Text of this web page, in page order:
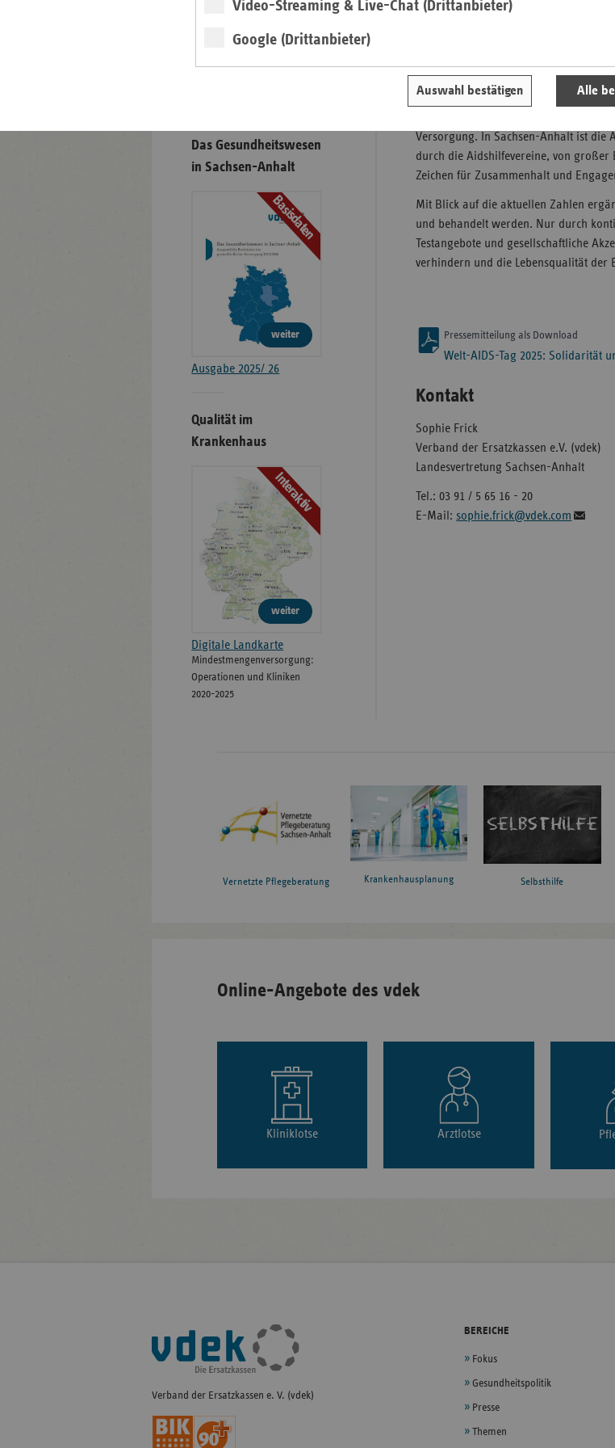
Video-Streaming & Live-Chat (Drittanbieter)
Google (Drittanbieter)
Auswahl bestätigen Alle
Entwicklung zeigt deutlich, dass
AIDS-Erkrankung festgestellt wird.
Klaus Holst, Leiter der vdek-
Versorgung. In Sachsen-Anhalt ist die
durch die Aidshilfevereine, von großer
Zeichen für Zusammenhalt und
Mit Blick auf die aktuellen Zahlen
und behandelt werden. Nur durch
Testangebote und gesellschaftliche
verhindern und die Lebensqualität der
Pressemitteilung als Download
Welt-AIDS-Tag 2025: Solidarität
Kontakt
Sophie Frick
Verband der Ersatzkassen e.V. (vdek)
Landesvertretung Sachsen-Anhalt
Tel.: 03 91 / 5 65 16 - 20
E-Mail: sophie.frick@vdek.com
Das Gesundheitswesen
in Sachsen-Anhalt
Basisdaten
weiter
Ausgabe 2025/ 26
Qualität im
Krankenhaus
Interaktiv
weiter
Digitale Landkarte
Mindestmengenversorgung:
Operationen und Kliniken
2020-2025
Vernetzte Pflegeberatung Krankenhausplanung Selbsthilfe
Online-Angebote des vdek
Kliniklotse Arztlotse
Fußleisten-
Navigation
Verband der Ersatzkassen e. V. (vdek)
BEREICHE
Fokus
Gesundheitspolitik
Presse
Themen